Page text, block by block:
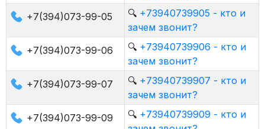
+7(394)073-99-05
🔍 +73940739905 - кто и
зачем звонит?
+7(394)073-99-06
🔍 +73940739906 - кто и
зачем звонит?
+7(394)073-99-07
🔍 +73940739907 - кто и
зачем звонит?
+7(394)073-99-09
🔍 +73940739909 - кто и